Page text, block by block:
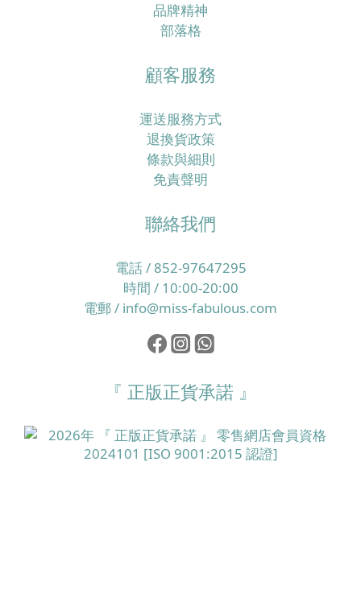
品牌精神
部落格
顧客服務
運送服務方式
退換貨政策
條款與細則
免責聲明
聯絡我們
電話 / 852-97647295
時間 / 10:00-20:00
電郵 / info@miss-fabulous.com
『 正版正貨承諾 』